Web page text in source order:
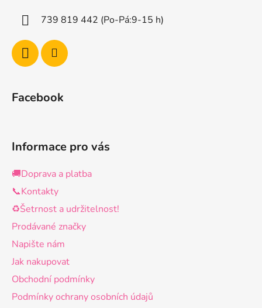
739 819 442 (Po-Pá:9-15 h)
Facebook
Informace pro vás
🚚Doprava a platba
📞Kontakty
♻️Šetrnost a udržitelnost!
Prodávané značky
Napište nám
Jak nakupovat
Obchodní podmínky
Podmínky ochrany osobních údajů